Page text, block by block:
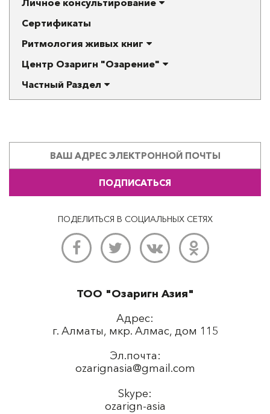
Личное консультирование
Сертификаты
Ритмология живых книг
Центр Озаригн "Озарение"
Частный Раздел
ПОДПИСАТЬСЯ
ПОДЕЛИТЬСЯ В СОЦИАЛЬНЫХ СЕТЯХ
ТОО "Озаригн Азия"
Адрес:
г. Алматы, мкр. Алмас, дом 115
Эл.почта:
ozarignasia@gmail.com
Skype:
ozarign-asia